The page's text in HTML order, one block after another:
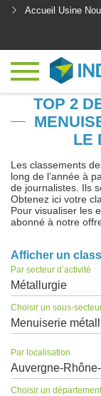
Accueil Usine
TOP 2
LE
Les classements
long de l’année à
de journalistes. Ils
Obtenez ici votre
Pour visualiser les
abonné à notre
Afficher un
Par secteur d’activité
Métallurgie
Choisir un sous-
Menuiserie
Par localisation
Auvergne-
Choisir un département